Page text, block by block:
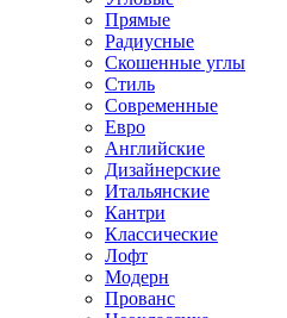
Прямые
Радиусные
Скошенные углы
Стиль
Современные
Евро
Английские
Дизайнерские
Итальянские
Кантри
Классические
Лофт
Модерн
Прованс